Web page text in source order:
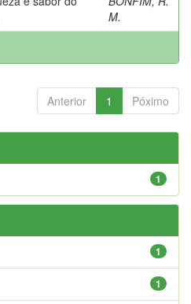
M.
Anterior 1 Póximo
1
1
1